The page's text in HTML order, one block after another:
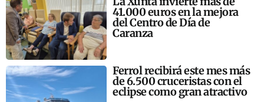
41.000 euros en la mejora
del Centro de Día de
Caranza
Ferrol recibirá este mes más
de 6.500 cruceristas con el
eclipse como gran atractivo